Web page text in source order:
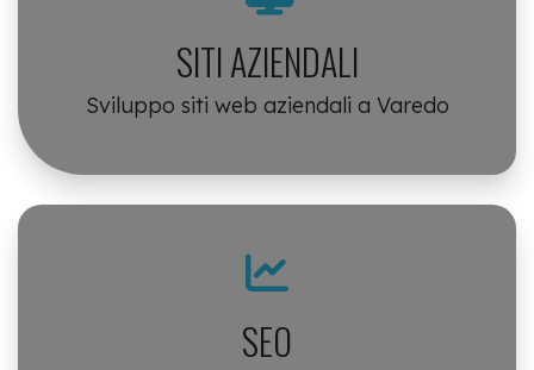
SITI AZIENDALI
Sviluppo siti web aziendali a Varedo
SEO